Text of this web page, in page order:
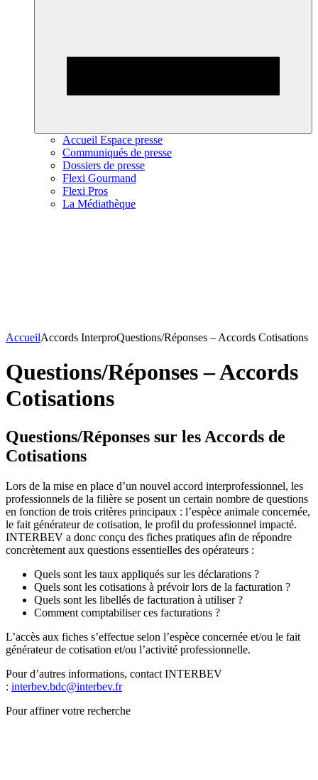
Accueil Espace presse
Communiqués de presse
Dossiers de presse
Flexi Gourmand
Flexi Pros
La Médiathèque
AccueilAccords InterproQuestions/Réponses – Accords Cotisations
Questions/Réponses – Accords
Cotisations
Questions/Réponses sur les Accords de
Cotisations
Lors de la mise en place d’un nouvel accord interprofessionnel, les
professionnels de la filière se posent un certain nombre de questions
en fonction de trois critères principaux : l’espèce animale concernée,
le fait générateur de cotisation, le profil du professionnel impacté.
INTERBEV a donc conçu des fiches pratiques afin de répondre
concrètement aux questions essentielles des opérateurs :
Quels sont les taux appliqués sur les déclarations ?
Quels sont les cotisations à prévoir lors de la facturation ?
Quels sont les libellés de facturation à utiliser ?
Comment comptabiliser ces facturations ?
L’accès aux fiches s’effectue selon l’espèce concernée et/ou le fait
générateur de cotisation et/ou l’activité professionnelle.
Pour d’autres informations, contact INTERBEV
: interbev.bdc@interbev.fr
Pour affiner votre recherche